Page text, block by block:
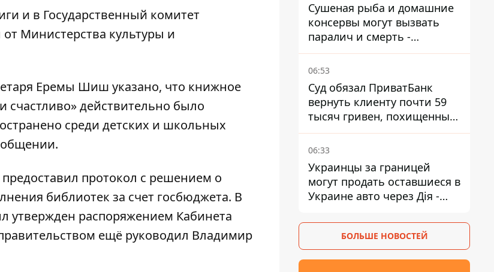
и в Государственный комитет
Министерства культуры и
Еремы Шиш указано, что книжное
счастливо» действительно было
среди детских и школьных
протокол с решением о
библиотек за счет госбюджета. В
утвержден распоряжением Кабинета
ещё руководил Владимир
Сушеная рыба и домашние
консервы могут вызвать
паралич и смерть -
Госрыбагентство
предупреждает о ботулизме
06:53
Суд обязал ПриватБанк
вернуть клиенту почти 59
тысяч гривен, похищенных
мошенниками
06:33
Украинцы за границей
могут продать оставшиеся в
Украине авто через Дія -
БОЛЬШЕ НОВОСТЕЙ